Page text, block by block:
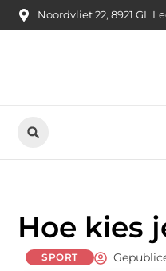
Noordvliet 22, 8921 GL
Hoe kies
SPORT